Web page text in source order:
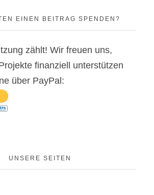
EINEN BEITRAG SPENDEN?
zählt! Wir freuen uns,
finanziell unterstützen
über PayPal:
UNSERE SEITEN